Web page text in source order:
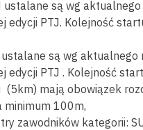
ustalane są wg
edycji PTJ. Kolejność
ustalane są wg
edycji PTJ . Kolejność
(5km) mają obowiązek
minimum 100m,
zawodników kategorii: